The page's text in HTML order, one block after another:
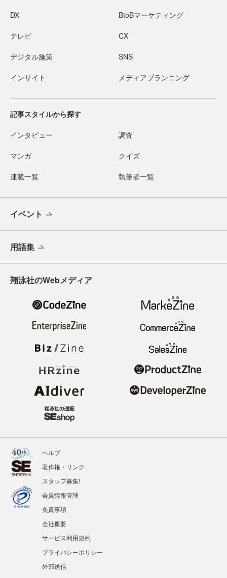
DX BtoBマーケティング
テレビ CX
デジタル施策 SNS
インサイト メディアプランニング
記事スタイルから探す
インタビュー 調査
マンガ クイズ
連載一覧 執筆者一覧
イベント
用語集
翔泳社のWebメディア
ヘルプ
著作権・リンク
スタッフ募集!
会員情報管理
免責事項
会社概要
サービス利用規約
プライバシーポリシー
外部送信